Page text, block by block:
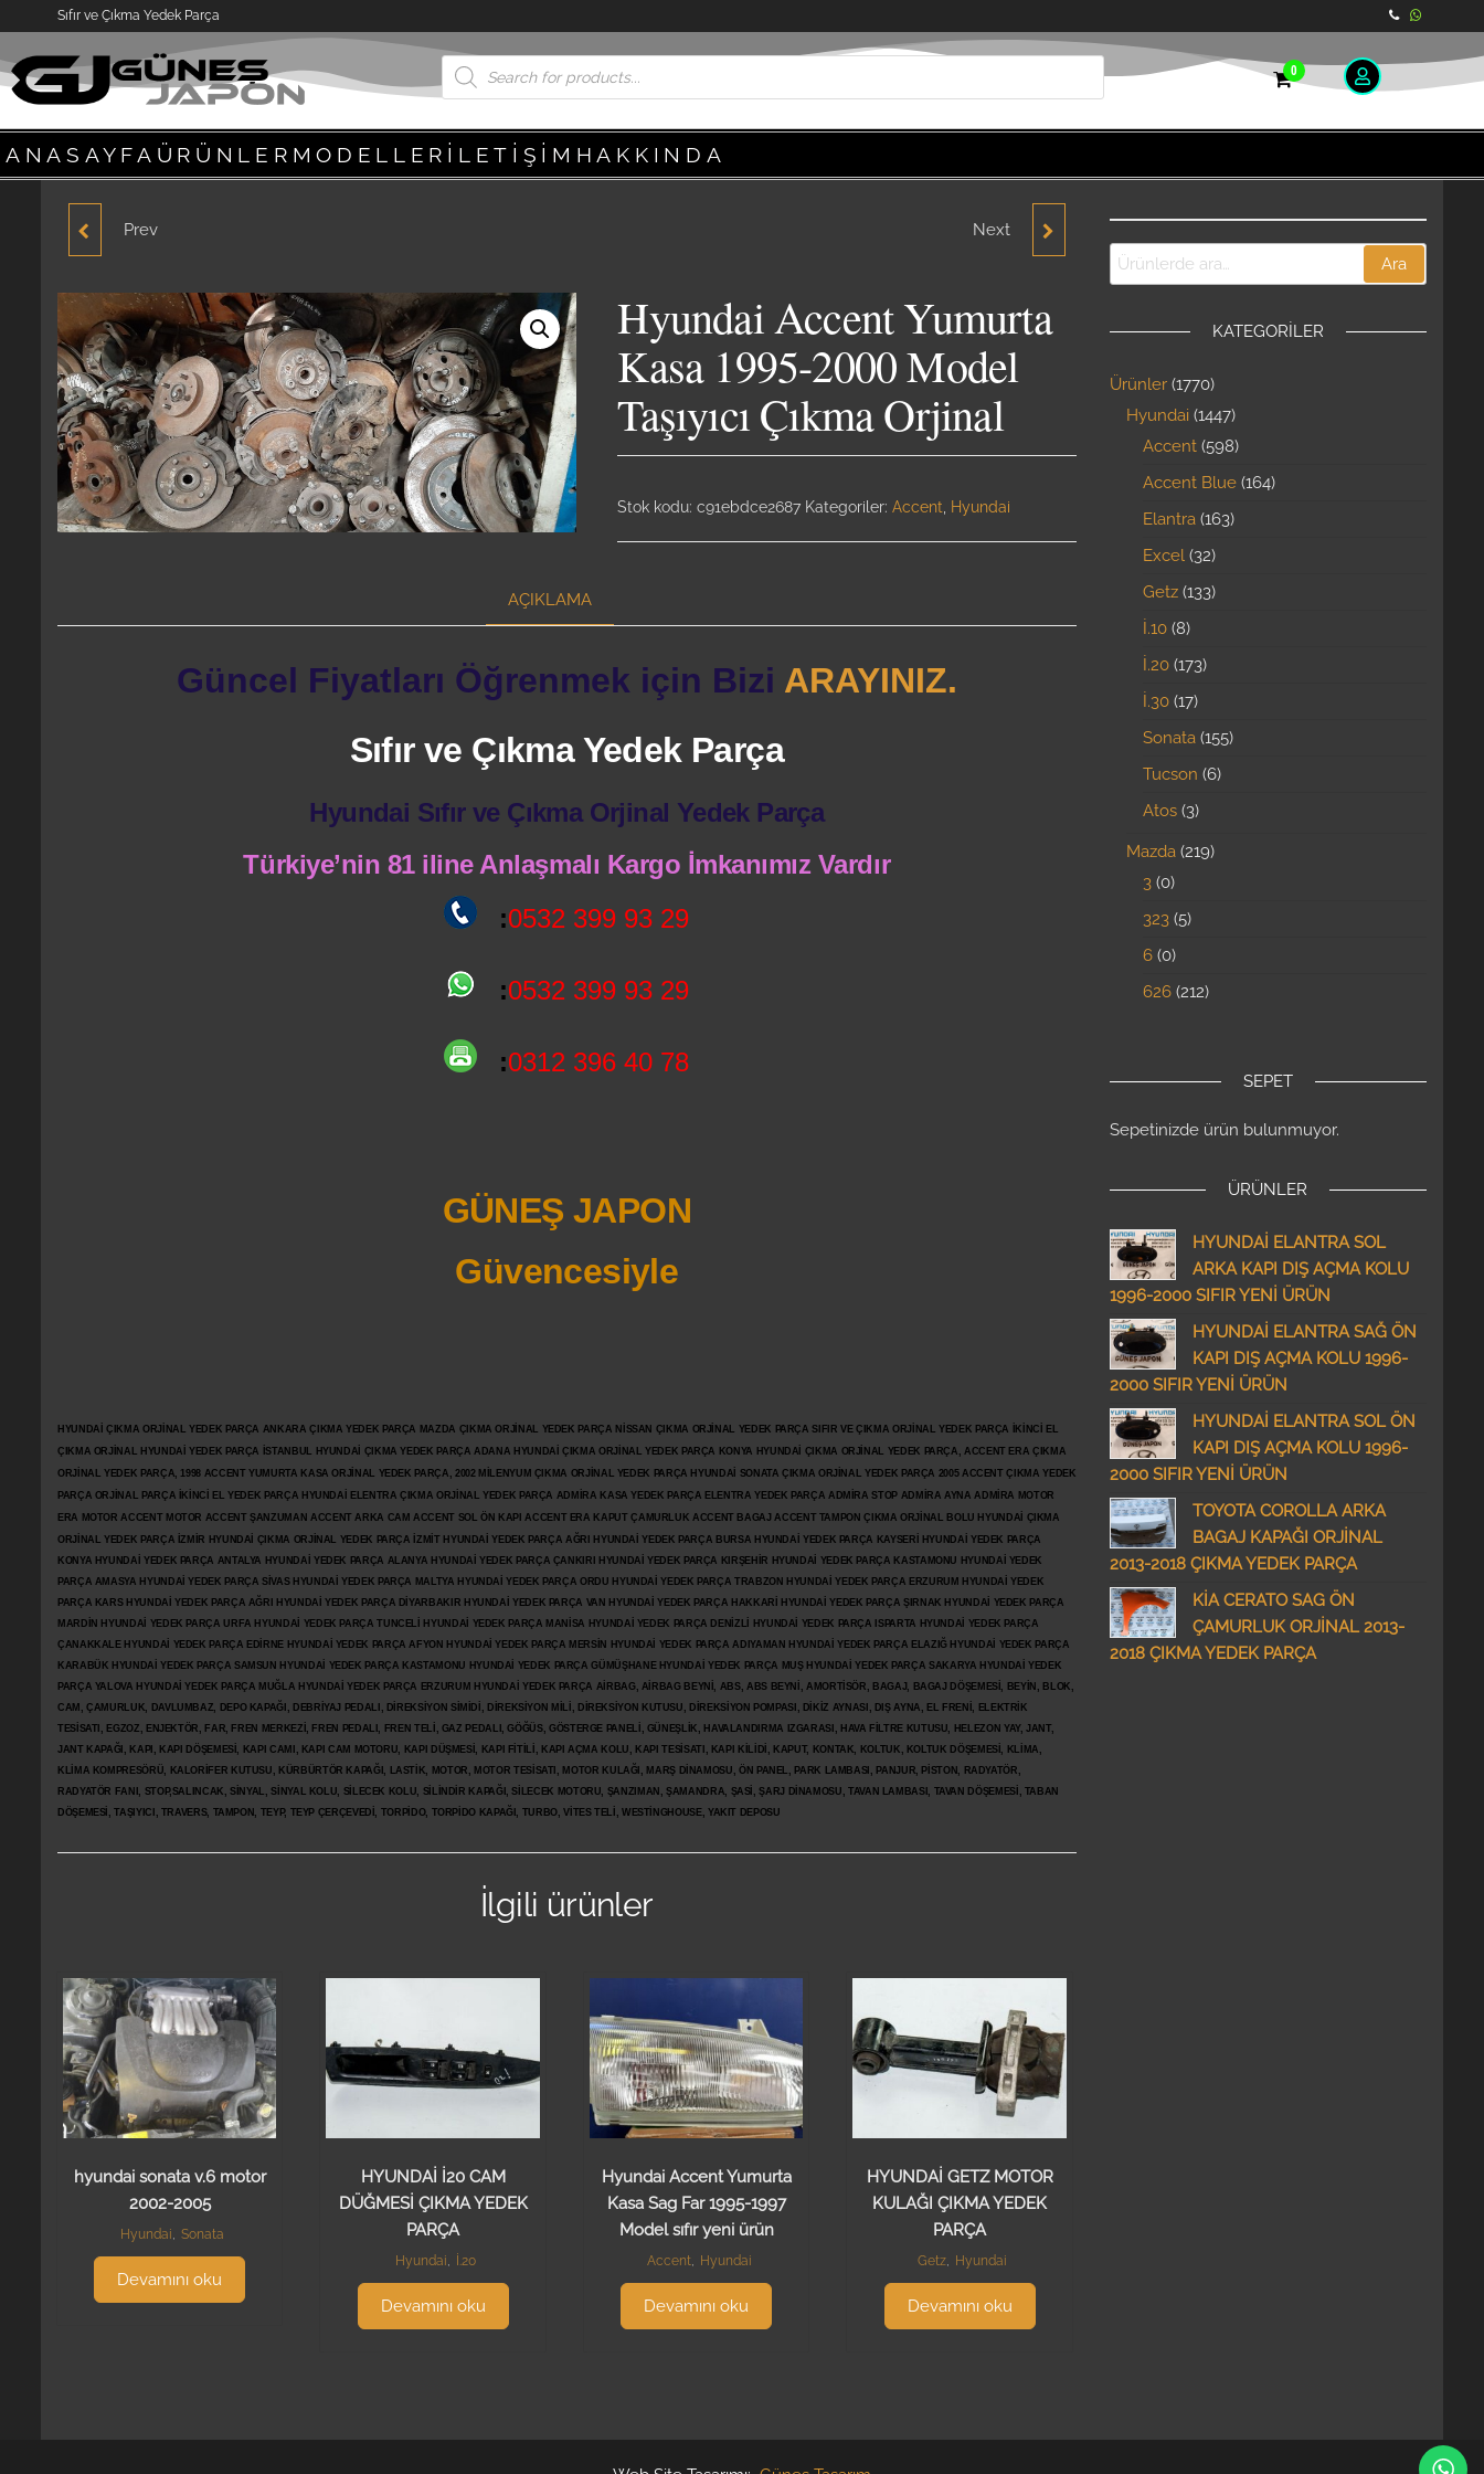
Sıfır ve Çıkma Yedek Parça
0
ANASAYFA ÜRÜNLER MODELLER İLETIŞIM HAKKINDA
HYUNDAI ACCENT
2000 MODEL TABAN
DÖŞEMESI ORJINAL
ÇIKMA
Prev HYUNDAI ACCENT
2000 MODEL TRAVERS
Next
Hyundai Accent Yumurta
Kasa 1995-2000 Model
Taşıyıcı Çıkma Orjinal
Stok kodu:c91ebdce2687 Kategoriler:Accent Hyundai
AÇIKLAMA
Güncel Fiyatları Öğrenmek için Bizi ARAYINIZ.
Sıfır ve Çıkma Yedek Parça
Hyundai Sıfır ve Çıkma Orjinal Yedek Parça
Türkiye’nin 81 iline Anlaşmalı Kargo İmkanımız Vardır
:0532 399 93 29
:0532 399 93 29
:0312 396 40 78
GÜNEŞ JAPON
Güvencesiyle
HYUNDAİ ÇIKMA ORJİNAL YEDEK PARÇA ANKARA ÇIKMA YEDEK PARÇA MAZDA ÇIKMA ORJİNAL YEDEK PARÇA NİSSAN ÇIKMA ORJİNAL YEDEK PARÇA SIFIR VE ÇIKMA ORJİNAL YEDEK PARÇA İKİNCİ EL
ÇIKMA ORJİNAL HYUNDAİ YEDEK PARÇA İSTANBUL HYUNDAİ ÇIKMA YEDEK PARÇA ADANA HYUNDAİ ÇIKMA ORJİNAL YEDEK PARÇA KONYA HYUNDAİ ÇIKMA ORJİNAL YEDEK PARÇA, ACCENT ERA ÇIKMA
ORJİNAL YEDEK PARÇA, 1998 ACCENT YUMURTA KASA ORJİNAL YEDEK PARÇA, 2002 MİLENYUM ÇIKMA ORJİNAL YEDEK PARÇA HYUNDAİ SONATA ÇIKMA ORJİNAL YEDEK PARÇA 2005 ACCENT ÇIKMA YEDEK
PARÇA ORJİNAL PARÇA İKİNCİ EL YEDEK PARÇA HYUNDAİ ELENTRA ÇIKMA ORJİNAL YEDEK PARÇA ADMİRA KASA YEDEK PARÇA ELENTRA YEDEK PARÇA ADMİRA STOP ADMİRA AYNA ADMİRA MOTOR
ERA MOTOR ACCENT MOTOR ACCENT ŞANZUMAN ACCENT ARKA CAM ACCENT SOL ÖN KAPI ACCENT ERA KAPUT ÇAMURLUK ACCENT BAGAJ ACCENT TAMPON ÇIKMA ORJİNAL BOLU HYUNDAİ ÇIKMA
ORJİNAL YEDEK PARÇA İZMİR HYUNDAİ ÇIKMA ORJİNAL YEDEK PARÇA İZMİT HYUNDAİ YEDEK PARÇA AĞRI HYUNDAİ YEDEK PARÇA BURSA HYUNDAİ YEDEK PARÇA KAYSERİ HYUNDAİ YEDEK PARÇA
KONYA HYUNDAİ YEDEK PARÇA ANTALYA HYUNDAİ YEDEK PARÇA ALANYA HYUNDAİ YEDEK PARÇA ÇANKIRI HYUNDAİ YEDEK PARÇA KIRŞEHİR HYUNDAİ YEDEK PARÇA KASTAMONU HYUNDAİ YEDEK
PARÇA AMASYA HYUNDAİ YEDEK PARÇA SİVAS HYUNDAİ YEDEK PARÇA MALTYA HYUNDAİ YEDEK PARÇA ORDU HYUNDAİ YEDEK PARÇA TRABZON HYUNDAİ YEDEK PARÇA ERZURUM HYUNDAİ YEDEK
PARÇA KARS HYUNDAİ YEDEK PARÇA AĞRI HYUNDAİ YEDEK PARÇA DİYARBAKIR HYUNDAİ YEDEK PARÇA VAN HYUNDAİ YEDEK PARÇA HAKKARİ HYUNDAİ YEDEK PARÇA ŞIRNAK HYUNDAİ YEDEK PARÇA
MARDİN HYUNDAİ YEDEK PARÇA URFA HYUNDAİ YEDEK PARÇA TUNCELİ HYUNDAİ YEDEK PARÇA MANİSA HYUNDAİ YEDEK PARÇA DENİZLİ HYUNDAİ YEDEK PARÇA ISPARTA HYUNDAİ YEDEK PARÇA
ÇANAKKALE HYUNDAİ YEDEK PARÇA EDİRNE HYUNDAİ YEDEK PARÇA AFYON HYUNDAİ YEDEK PARÇA MERSİN HYUNDAİ YEDEK PARÇA ADIYAMAN HYUNDAİ YEDEK PARÇA ELAZIĞ HYUNDAİ YEDEK PARÇA
KARABÜK HYUNDAİ YEDEK PARÇA SAMSUN HYUNDAİ YEDEK PARÇA KASTAMONU HYUNDAİ YEDEK PARÇA GÜMÜŞHANE HYUNDAİ YEDEK PARÇA MUŞ HYUNDAİ YEDEK PARÇA SAKARYA HYUNDAİ YEDEK
PARÇA YALOVA HYUNDAİ YEDEK PARÇA MUĞLA HYUNDAİ YEDEK PARÇA ERZURUM HYUNDAİ YEDEK PARÇA AİRBAG, AİRBAG BEYNİ, ABS, ABS BEYNİ, AMORTİSÖR, BAGAJ, BAGAJ DÖŞEMESİ, BEYİN, BLOK,
CAM, ÇAMURLUK, DAVLUMBAZ, DEPO KAPAĞI, DEBRİYAJ PEDALI, DİREKSİYON SİMİDİ, DİREKSİYON MİLİ, DİREKSİYON KUTUSU, DİREKSİYON POMPASI, DİKİZ AYNASI, DIŞ AYNA, EL FRENİ, ELEKTRİK
TESİSATI, EGZOZ, ENJEKTÖR, FAR, FREN MERKEZİ, FREN PEDALI, FREN TELİ, GAZ PEDALI, GÖĞÜS, GÖSTERGE PANELİ, GÜNEŞLİK, HAVALANDIRMA IZGARASI, HAVA FİLTRE KUTUSU, HELEZON YAY, JANT,
JANT KAPAĞI, KAPI, KAPI DÖŞEMESİ, KAPI CAMI, KAPI CAM MOTORU, KAPI DÜŞMESİ, KAPI FİTİLİ, KAPI AÇMA KOLU, KAPI TESİSATI, KAPI KİLİDİ, KAPUT, KONTAK, KOLTUK, KOLTUK DÖŞEMESİ, KLİMA,
KLİMA KOMPRESÖRÜ, KALORİFER KUTUSU, KÜRBÜRTÖR KAPAĞI, LASTİK, MOTOR, MOTOR TESİSATI, MOTOR KULAĞI, MARŞ DİNAMOSU, ÖN PANEL, PARK LAMBASI, PANJUR, PİSTON, RADYATÖR,
RADYATÖR FANI, STOP,SALINCAK, SİNYAL, SİNYAL KOLU, SİLECEK KOLU, SİLİNDİR KAPAĞI, SİLECEK MOTORU, ŞANZIMAN, ŞAMANDRA, ŞASİ, ŞARJ DİNAMOSU, TAVAN LAMBASI, TAVAN DÖŞEMESİ, TABAN
DÖŞEMESİ, TAŞIYICI, TRAVERS, TAMPON, TEYP, TEYP ÇERÇEVEDİ, TORPİDO, TORPİDO KAPAĞI, TURBO, VİTES TELİ, WESTİNGHOUSE, YAKIT DEPOSU
İlgili ürünler
hyundai sonata v.6 motor
2002-2005
Hyundai, Sonata
Devamını oku
HYUNDAİ İ20 CAM
DÜĞMESİ ÇIKMA YEDEK
PARÇA
Hyundai, İ.20
Devamını oku
Hyundai Accent Yumurta
Kasa Sag Far 1995-1997
Model sıfır yeni ürün
Accent, Hyundai
Devamını oku
HYUNDAİ GETZ MOTOR
KULAĞI ÇIKMA YEDEK
PARÇA
Getz, Hyundai
Devamını oku
Ara
KATEGORILER
Ürünler 1770
Hyundai 1447
Accent 598
Accent Blue 164
Elantra 163
Excel 32
Getz 133
İ.10 8
İ.20 173
İ.30 17
Sonata 155
Tucson 6
Atos 3
Mazda 219
3 0
323 5
6 0
626 212
SEPET
Sepetinizde ürün bulunmuyor.
ÜRÜNLER
HYUNDAİ ELANTRA SOL
ARKA KAPI DIŞ AÇMA KOLU
1996-2000 SIFIR YENİ ÜRÜN
HYUNDAİ ELANTRA SAĞ ÖN
KAPI DIŞ AÇMA KOLU 1996-
2000 SIFIR YENİ ÜRÜN
HYUNDAİ ELANTRA SOL ÖN
KAPI DIŞ AÇMA KOLU 1996-
2000 SIFIR YENİ ÜRÜN
TOYOTA COROLLA ARKA
BAGAJ KAPAĞI ORJİNAL
2013-2018 ÇIKMA YEDEK PARÇA
KİA CERATO SAG ÖN
ÇAMURLUK ORJİNAL 2013-
2018 ÇIKMA YEDEK PARÇA